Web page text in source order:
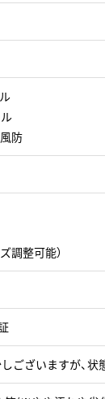
防
調整可能）
ございますが、状